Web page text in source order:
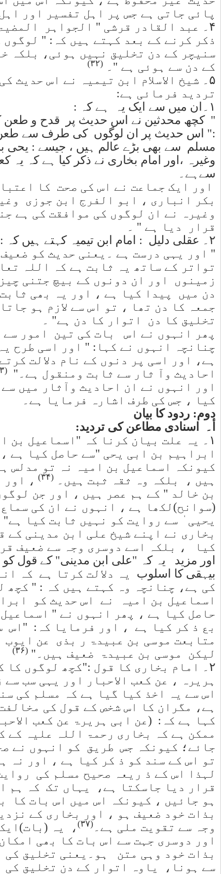
۔
حدیث کو
کہ
اتوار
کی وجہ سے
ہیں کہ
جو امام
بخاری
کے کلام
جیسے : ابو
بیہقی
کو ضعیف
نکہ
اور
سب کو چھ
تخلیق
سے پہلے
،
کے نزدیک
یہی دیگر
ذکر
(حدیث) کو"
ہے ،
راوی
" ایوب
ترجمہ
بن ابی
امام
پسند
امام
کی مخالفت
ہے کہ
یحیی سے
ایک متا
کی
کی ہے ،
:عن ابی
ہے" ۔
طعن نہیں
نے یہ
یہاں
ہے ، نہ
کو ،
نہیں
واقف نہ
ہے کہ وہ
چیز کی
" سے
کے ساتھ